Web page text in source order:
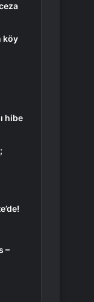
köy
hibe
–